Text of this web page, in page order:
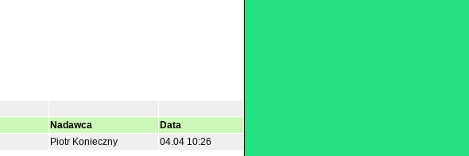
Nadawca
Data
Piotr Konieczny
04.04 10:26